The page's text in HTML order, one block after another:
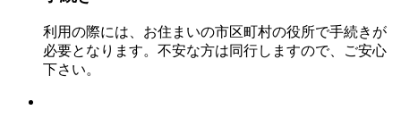
利用の際には、お住まいの市区町村の役所で手続きが
必要となります。不安な方は同行しますので、ご安心
下さい。